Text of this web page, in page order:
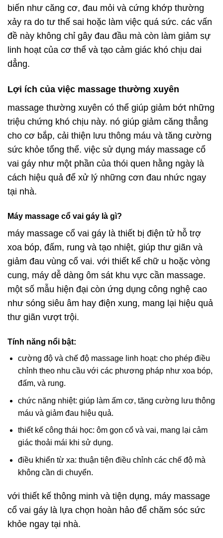
biến như căng cơ, đau mỏi và cứng khớp thường
xảy ra do tư thế sai hoặc làm việc quá sức. các vấn
đề này không chỉ gây đau đầu mà còn làm giảm sự
linh hoạt của cơ thể và tạo cảm giác khó chịu dai
dẳng.
Lợi ích của việc massage thường xuyên
massage thường xuyên có thể giúp giảm bớt những
triệu chứng khó chịu này. nó giúp giảm căng thẳng
cho cơ bắp, cải thiện lưu thông máu và tăng cường
sức khỏe tổng thể. việc sử dụng máy massage cổ
vai gáy như một phần của thói quen hằng ngày là
cách hiệu quả để xử lý những cơn đau nhức ngay
tại nhà.
Máy massage cổ vai gáy là gì?
máy massage cổ vai gáy là thiết bị điện tử hỗ trợ
xoa bóp, đấm, rung và tạo nhiệt, giúp thư giãn và
giảm đau vùng cổ vai. với thiết kế chữ u hoặc vòng
cung, máy dễ dàng ôm sát khu vực cần massage.
một số mẫu hiện đại còn ứng dụng công nghệ cao
như sóng siêu âm hay điện xung, mang lại hiệu quả
thư giãn vượt trội.
Tính năng nổi bật:
cường độ và chế độ massage linh hoạt: cho phép điều
chỉnh theo nhu cầu với các phương pháp như xoa bóp,
đấm, và rung.
chức năng nhiệt: giúp làm ấm cơ, tăng cường lưu thông
máu và giảm đau hiệu quả.
thiết kế công thái học: ôm gọn cổ và vai, mang lại cảm
giác thoải mái khi sử dụng.
điều khiển từ xa: thuận tiện điều chỉnh các chế độ mà
không cần di chuyển.
với thiết kế thông minh và tiện dụng, máy massage
cổ vai gáy là lựa chọn hoàn hảo để chăm sóc sức
khỏe ngay tại nhà.